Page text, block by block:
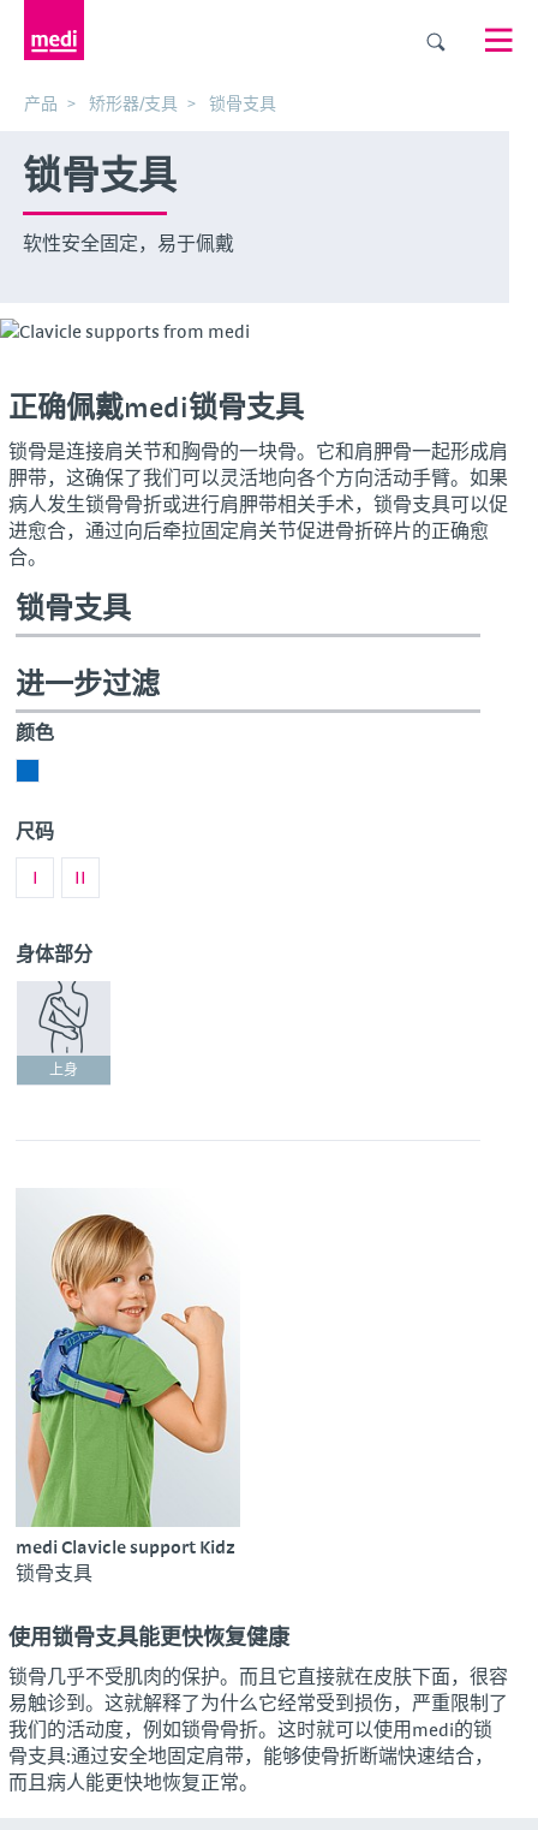
产品 矫形器/支具 锁骨支具
锁骨支具
软性安全固定，易于佩戴
正确佩戴medi锁骨支具
锁骨是连接肩关节和胸骨的一块骨。它和肩胛骨一起形成肩
胛带，这确保了我们可以灵活地向各个方向活动手臂。如果
病人发生锁骨骨折或进行肩胛带相关手术，锁骨支具可以促
进愈合，通过向后牵拉固定肩关节促进骨折碎片的正确愈
合。
锁骨支具
进一步过滤
颜色
尺码
I
II
身体部分
上身
medi Clavicle support Kidz
锁骨支具
使用锁骨支具能更快恢复健康
锁骨几乎不受肌肉的保护。而且它直接就在皮肤下面，很容
易触诊到。这就解释了为什么它经常受到损伤，严重限制了
我们的活动度，例如锁骨骨折。这时就可以使用medi的锁
骨支具:通过安全地固定肩带，能够使骨折断端快速结合，
而且病人能更快地恢复正常。